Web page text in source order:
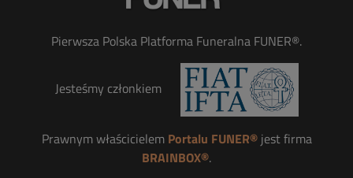
Pierwsza Polska Platforma Funeralna FUNER®.
Jesteśmy członkiem
Prawnym właścicielem Portalu FUNER®jest firma
BRAINBOX®.